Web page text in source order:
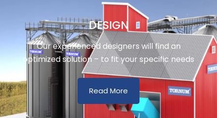
DESIGN
Our experienced designers will find an
optimized solution – to fit your specific needs
Read More